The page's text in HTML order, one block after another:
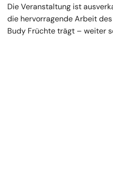
Die Veranstaltung ist
die hervorragende Arbeit
Budy Früchte trägt – weiter